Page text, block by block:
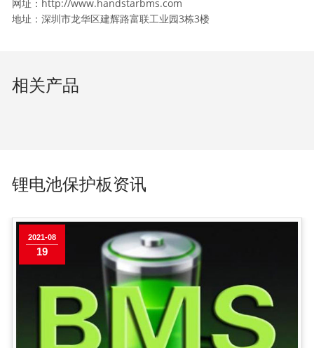
网址：http://www.handstarbms.com
地址：深圳市龙华区建辉路富联工业园3栋3楼
相关产品
锂电池保护板资讯
2021-08
19